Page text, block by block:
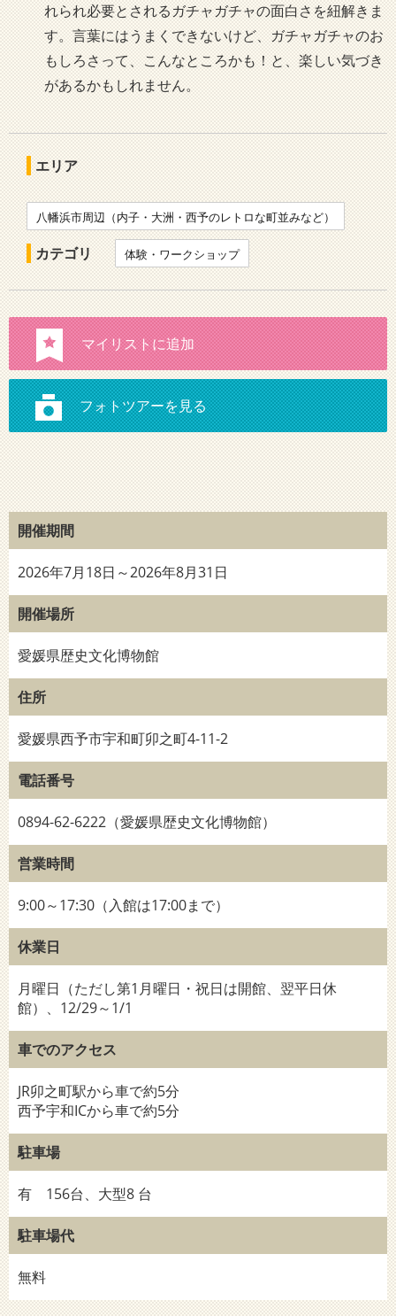
れられ必要とされるガチャガチャの面白さを紐解きま
す。言葉にはうまくできないけど、ガチャガチャのお
もしろさって、こんなところかも！と、楽しい気づき
があるかもしれません。
エリア
八幡浜市周辺（内子・大洲・西予のレトロな町並みなど）
カテゴリ 体験・ワークショップ
開催期間
2026年7月18日～2026年8月31日
開催場所
愛媛県歴史文化博物館
住所
愛媛県西予市宇和町卯之町4-11-2
電話番号
0894-62-6222（愛媛県歴史文化博物館）
営業時間
9:00～17:30（入館は17:00まで）
休業日
月曜日（ただし第1月曜日・祝日は開館、翌平日休
館）、12/29～1/1
車でのアクセス
JR卯之町駅から車で約5分
西予宇和ICから車で約5分
駐車場
有 156台、大型8 台
駐車場代
無料